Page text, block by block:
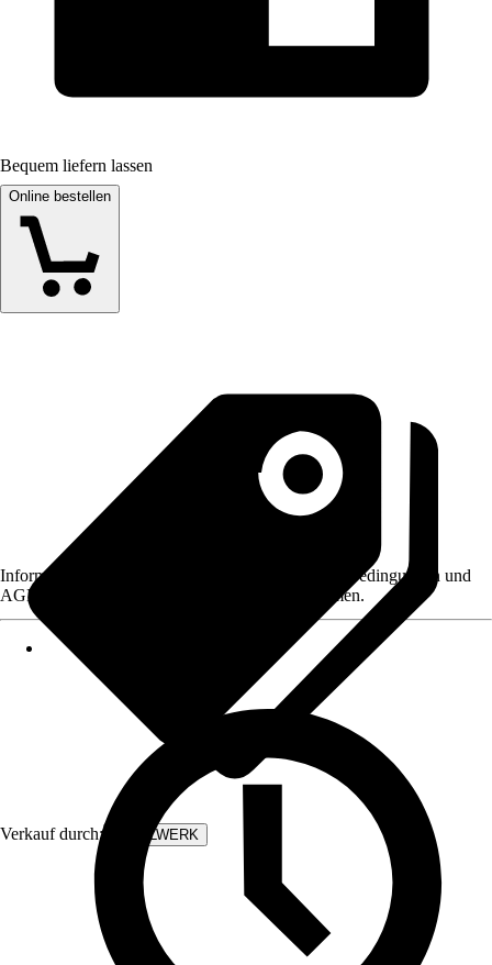
Bequem liefern lassen
Online bestellen
Verkauf durch: STAHLWERK
Informationen des Verkäufers, wie z. B. Rückgabebedingungen und
AGB, finden Sie bei Klick auf den Verkäufernamen.